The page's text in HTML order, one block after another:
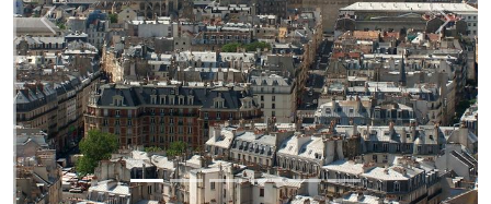
Previous Next